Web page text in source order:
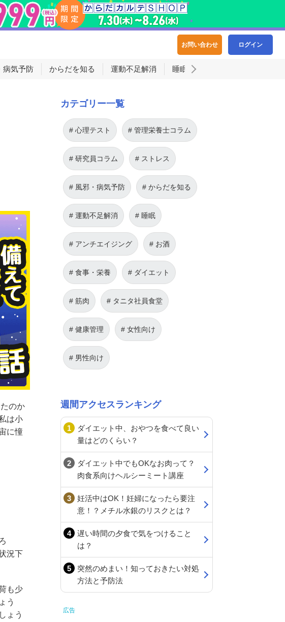
お問い合わせ ログイン
病気予防 からだを知る 運動不足解消 睡眠
のか
は小
に憧
況下
も少
う
ょう
カテゴリー一覧
心理テスト 管理栄養士コラム
研究員コラム ストレス
風邪・病気予防 からだを知る
運動不足解消 睡眠
アンチエイジング お酒
食事・栄養 ダイエット
筋肉 タニタ社員食堂
健康管理 女性向け
男性向け
週間アクセスランキング
ダイエット中、おやつを食べて良い
量はどのくらい？
ダイエット中でもOKなお肉って？
肉食系向けヘルシーミート講座
妊活中はOK！妊婦になったら要注
意！？メチル水銀のリスクとは？
遅い時間の夕食で気をつけること
は？
突然のめまい！知っておきたい対処
方法と予防法